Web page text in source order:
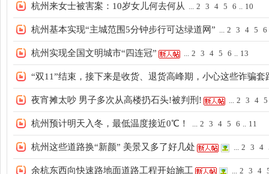
杭州来女士被害案：10岁女儿何去何从 ... 2 3 4 5 6 .. 10
杭州基本实现“主城范围5分钟步行可达绿道网” ... 2 3 4 5 6
杭州实现全国文明城市“四连冠” ... 2 3 4 5 6 .. 13
“双11”结束，接下来是收货、退货高峰期，小心这些诈骗套
夜宵摊太吵 男子多次从高楼扔石头!被判刑! ... 2 3 4 5
杭州预计明天入冬，最低温度接近0℃！ ... 2 3 4 5 6 .. 11
杭州这些道路换“新颜” 美景又多了好几处 ... 2 3 4
余杭东西向快速路地面道路工程开始施工 ... 2 3 4